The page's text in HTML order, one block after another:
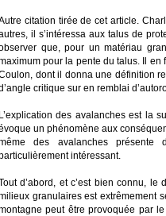
citation tirée de cet article.
il s’intéressa aux talus de
que, pour un matériau
pour la pente du talus. Il en
dont il donna une définition
critique sur en remblai
L’explication des avalanches est la
un phénomène aux
des avalanches présente
intéressant.
d’abord, et c’est bien connu,
granulaires est extrêmement
peut être provoquée par